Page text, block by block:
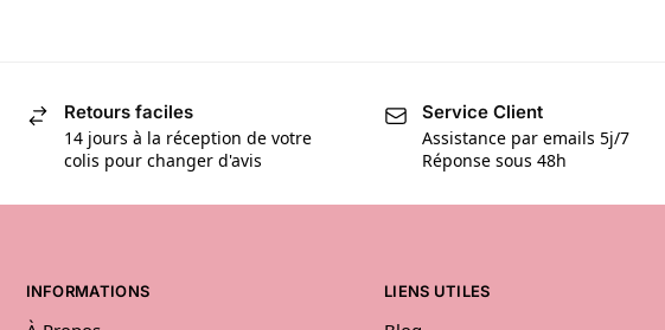
Retours faciles
14 jours à la réception de votre
colis pour changer d'avis
Service Client
Assistance par emails 5j/7
Réponse sous 48h
INFORMATIONS LIENS UTILES